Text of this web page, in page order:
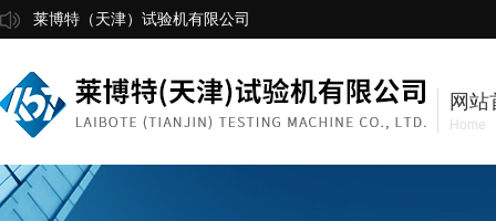
莱博特（天津）试验机有限公司
网站
Home